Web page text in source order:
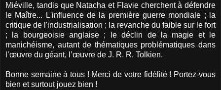
Miéville, tandis que Natacha et Flavie cherchent à défendre
le Maître... L'influence de la première guerre mondiale ; la
critique de l'industrialisation ; la revanche du faible sur le fort
; la bourgeoisie anglaise ; le déclin de la magie et le
manichéisme, autant de thématiques problématiques dans
l’œuvre du géant, l’œuvre de J. R. R. Tolkien.
Bonne semaine à tous ! Merci de votre fidélité ! Portez-vous
bien et surtout jouez bien !